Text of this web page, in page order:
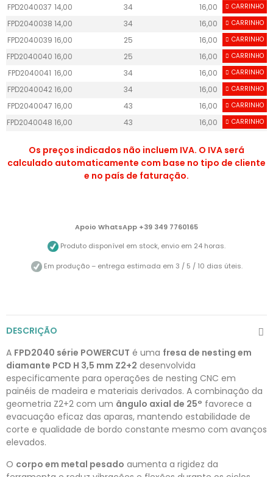
FPD2040037 14,00 34 16,00 50
CARRINHO
FPD2040038 14,00 34 16,00 50
CARRINHO
FPD2040039 16,00 25 16,00 50
CARRINHO
FPD2040040 16,00 25 16,00 50
CARRINHO
FPD2040041 16,00 34 16,00 50
CARRINHO
FPD2040042 16,00 34 16,00 50
CARRINHO
FPD2040047 16,00 43 16,00 50
CARRINHO
FPD2040048 16,00 43 16,00 50
CARRINHO
Os preços indicados não incluem IVA. O IVA será
calculado automaticamente com base no tipo de cliente
e no país de faturação.
Apoio WhatsApp +39 349 7760165
Produto disponível em stock, envio em 24 horas.
Em produção – entrega estimada em 3 / 5 / 10 dias úteis.
DESCRIÇÃO
A FPD2040 série POWERCUT é uma fresa de nesting em
diamante PCD H 3,5 mm Z2+2 desenvolvida
especificamente para operações de nesting CNC em
painéis de madeira e materiais derivados. A combinação da
geometria Z2+2 com um ângulo axial de 25° favorece a
evacuação eficaz das aparas, mantendo estabilidade de
corte e qualidade de bordo constante mesmo com avanços
elevados.
O corpo em metal pesado aumenta a rigidez da